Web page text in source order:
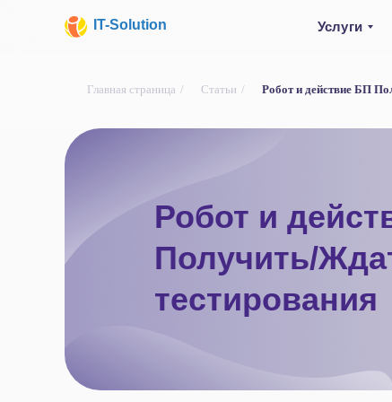
IT-Solution Услуги
Главная страница / Статьи / Робот и действие БП
Робот и
Получить/
тестирования